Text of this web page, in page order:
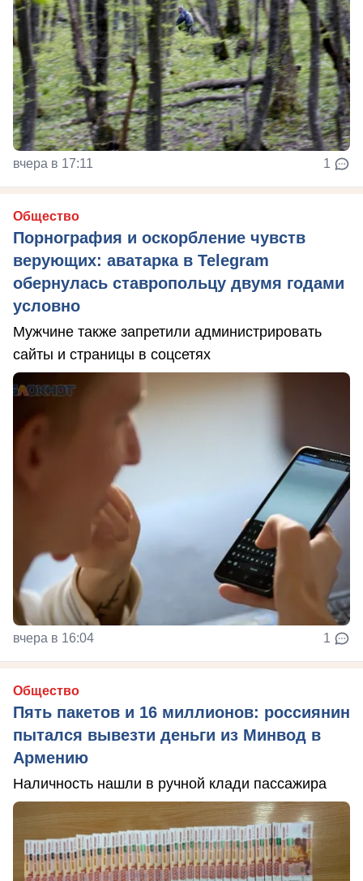
вчера в 17:11 1
Общество
Порнография и оскорбление чувств
верующих: аватарка в Telegram
обернулась ставропольцу двумя годами
условно
Мужчине также запретили администрировать
сайты и страницы в соцсетях
вчера в 16:04 1
Общество
Пять пакетов и 16 миллионов: россиянин
пытался вывезти деньги из Минвод в
Армению
Наличность нашли в ручной клади пассажира